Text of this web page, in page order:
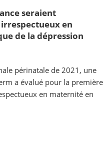
seraient
en
de la dépression
périnatale de 2021, une
a évalué pour la première
en maternité en